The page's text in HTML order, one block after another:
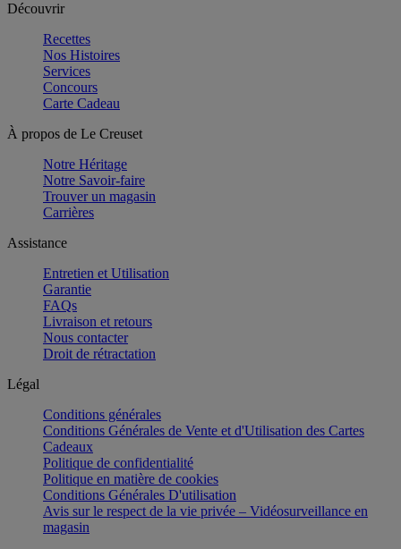
Découvrir
Recettes
Nos Histoires
Services
Concours
Carte Cadeau
À propos de Le Creuset
Notre Héritage
Notre Savoir-faire
Trouver un magasin
Carrières
Assistance
Entretien et Utilisation
Garantie
FAQs
Livraison et retours
Nous contacter
Droit de rétractation
Légal
Conditions générales
Conditions Générales de Vente et d'Utilisation des Cartes
Cadeaux
Politique de confidentialité
Politique en matière de cookies
Conditions Générales D'utilisation
Avis sur le respect de la vie privée – Vidéosurveillance en
magasin